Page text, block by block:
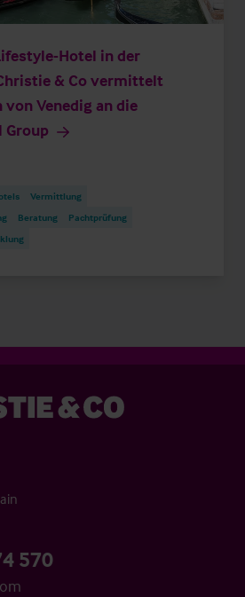
Hotel in der
& Co vermittelt
Venedig an die
Group
Vermittlung
Beratung
Pachtprüfung
570